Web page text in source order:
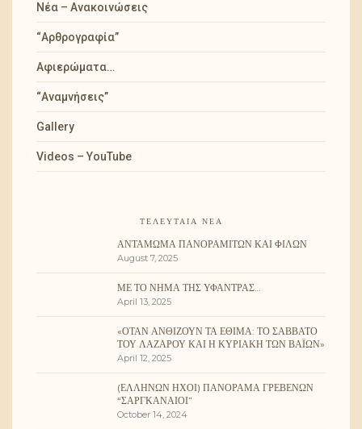
Νέα – Ανακοινώσεις
“Αρθρογραφία”
Αφιερώματα…
“Αναμνήσεις”
Gallery
Videos – YouTube
ΤΕΛΕΥΤΑΊΑ ΝΈΑ
ΑΝΤΆΜΩΜΑ ΠΑΝΟΡΑΜΙΤΏΝ ΚΑΙ ΦΊΛΩΝ
August 7, 2025
ΜΕ ΤΟ ΝΉΜΑ ΤΗΣ ΥΦΆΝΤΡΑΣ…
April 13, 2025
«ΌΤΑΝ ΑΝΘΊΖΟΥΝ ΤΑ ΈΘΙΜΑ: ΤΟ ΣΆΒΒΑΤΟ
ΤΟΥ ΛΑΖΆΡΟΥ ΚΑΙ Η ΚΥΡΙΑΚΉ ΤΩΝ ΒΑΪ́ΩΝ»
April 12, 2025
(ΕΛΛΉΝΩΝ ΉΧΟΙ) ΠΑΝΌΡΑΜΑ ΓΡΕΒΕΝΏΝ
“ΣΑΡΓΚΑΝΑΊΟΙ”
October 14, 2024